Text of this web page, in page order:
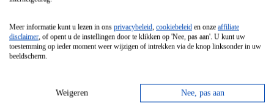
Vrijstaande Magnetron
Vrijstaande Kookplaat
Inbouw Gaskookplaat
Meer informatie kunt u lezen in ons privacybeleid, cookiebeleid en onze affiliate
disclaimer, of opent u de instellingen door te klikken op 'Nee, pas aan'. U kunt uw
toestemming op ieder moment weer wijzigen of intrekken via de knop linksonder in uw
beeldscherm.
Weigeren Nee, pas aan